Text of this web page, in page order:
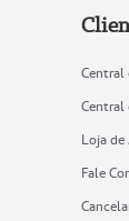
Central
Central
Loja
Fale